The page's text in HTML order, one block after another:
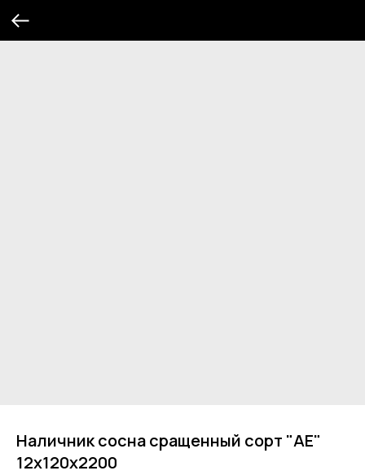
Наличник сосна сращенный сорт "АE"
12х120х2200